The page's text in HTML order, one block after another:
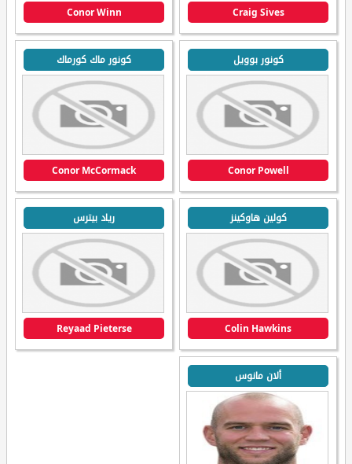
Craig Sives
Conor Winn
كونور بوويل
Conor Powell
كونور ماك كورماك
Conor McCormack
كولين هاوكينز
Colin Hawkins
رياد بيترس
Reyaad Pieterse
ألان مانوس